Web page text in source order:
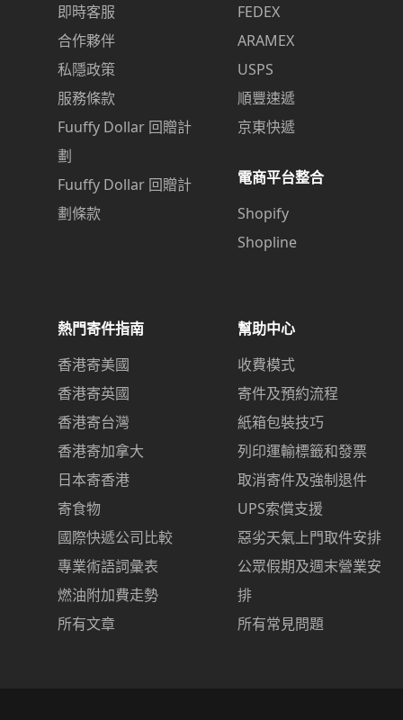
即時客服
合作夥伴
私隱政策
服務條款
Fuuffy Dollar 回贈計
劃
Fuuffy Dollar 回贈計
劃條款
FEDEX
ARAMEX
USPS
順豐速遞
京東快遞
電商平台整合
Shopify
Shopline
熱門寄件指南
香港寄美國
香港寄英國
香港寄台灣
香港寄加拿大
日本寄香港
寄食物
國際快遞公司比較
專業術語詞彙表
燃油附加費走勢
所有文章
幫助中心
收費模式
寄件及預約流程
紙箱包裝技巧
列印運輸標籤和發票
取消寄件及強制退件
UPS索償支援
惡劣天氣上門取件安排
公眾假期及週末營業安
排
所有常見問題